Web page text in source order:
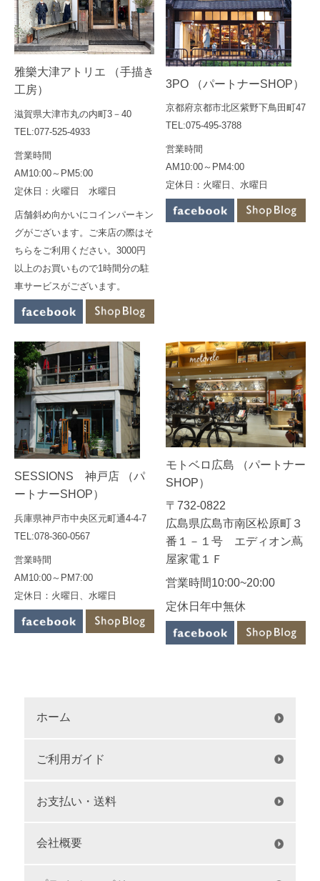
雅樂大津アトリエ （手描き
工房）
滋賀県大津市丸の内町3－40
TEL:077-525-4933
営業時間
AM10:00～PM5:00
定休日：火曜日 水曜日
店舗斜め向かいにコインパーキン
グがございます。ご来店の際はそ
ちらをご利用ください。3000円
以上のお買いもので1時間分の駐
車サービスがございます。
3PO （パートナーSHOP）
京都府京都市北区紫野下鳥田町47
TEL:075-495-3788
営業時間
AM10:00～PM4:00
定休日：火曜日、水曜日
SESSIONS 神戸店 （パ
ートナーSHOP）
兵庫県神戸市中央区元町通4-4-7
TEL:078-360-0567
営業時間
AM10:00～PM7:00
定休日：火曜日、水曜日
モトベロ広島 （パートナー
SHOP）
〒732-0822
広島県広島市南区松原町３
番１－１号 エディオン蔦
屋家電１Ｆ
営業時間10:00~20:00
定休日年中無休
ホーム
ご利用ガイド
お支払い・送料
会社概要